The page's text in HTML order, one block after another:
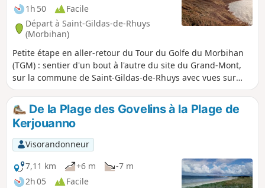
1h 50
Facile
Départ à Saint-Gildas-de-Rhuys
(Morbihan)
Petite étape en aller-retour du Tour du Golfe du Morbihan
(TGM) : sentier d'un bout à l'autre du site du Grand-Mont,
sur la commune de Saint-Gildas-de-Rhuys avec vues sur
l'océan, Hoëdic, Houat, Quiberon et Belle-Île. Très belle
randonnée le long de la falaise.
De la Plage des Govelins à la Plage de
Kerjouanno
Visorandonneur
7,11 km
+6 m
-7 m
2h 05
Facile